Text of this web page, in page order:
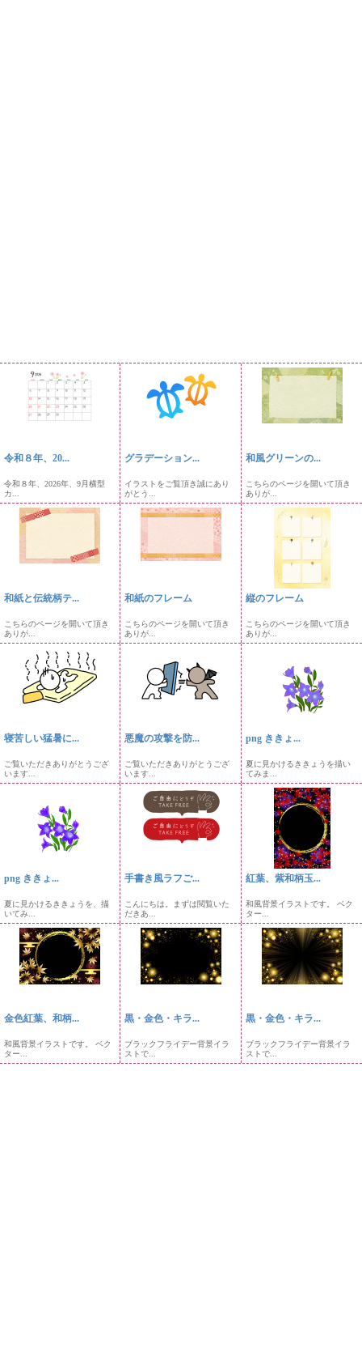
令和８年、20...
令和８年、2026年、9月横型
カ...
グラデーション...
イラストをご覧頂き誠にあり
がとう...
和風グリーンの...
こちらのページを開いて頂き
ありが...
和紙と伝統柄テ...
こちらのページを開いて頂き
ありが...
和紙のフレーム
こちらのページを開いて頂き
ありが...
縦のフレーム
こちらのページを開いて頂き
ありが...
寝苦しい猛暑に...
ご覧いただきありがとうござ
います...
悪魔の攻撃を防...
ご覧いただきありがとうござ
います...
png ききょ...
夏に見かけるききょうを描い
てみま...
png ききょ...
夏に見かけるききょうを、描
いてみ...
手書き風ラフご...
こんにちは。まずは閲覧いた
だきあ...
紅葉、紫和柄玉...
和風背景イラストです。 ベク
ター...
金色紅葉、和柄...
和風背景イラストです。 ベク
ター...
黒・金色・キラ...
ブラックフライデー背景イラ
ストで...
黒・金色・キラ...
ブラックフライデー背景イラ
ストで...